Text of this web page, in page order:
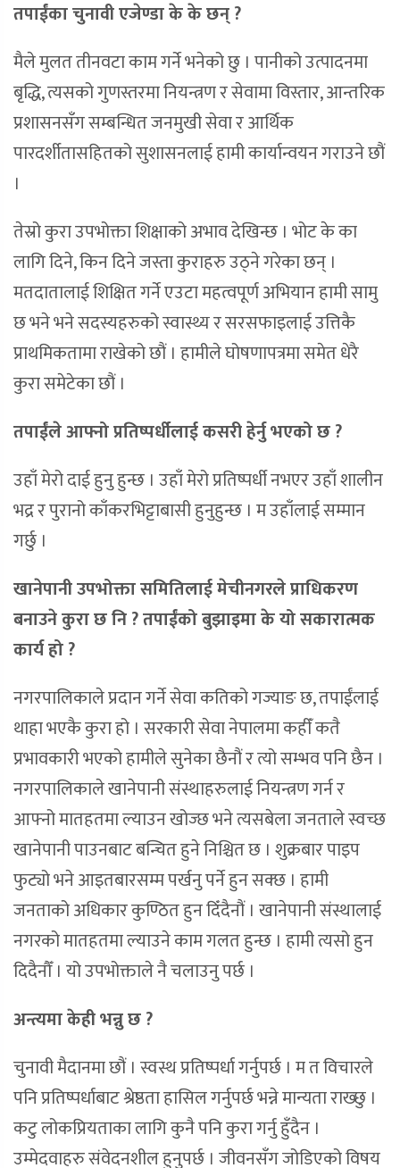
तपाईंका चुनावी एजेण्डा के के छन् ?
मैले मुलत तीनवटा काम गर्ने भनेको छु । पानीको उत्पादनमा
बृद्धि, त्यसको गुणस्तरमा नियन्त्रण र सेवामा विस्तार, आन्तरिक
प्रशासनसँग सम्बन्धित जनमुखी सेवा र आर्थिक
पारदर्शीतासहितको सुशासनलाई हामी कार्यान्वयन गराउने छौं
।
तेस्रो कुरा उपभोक्ता शिक्षाको अभाव देखिन्छ । भोट के का
लागि दिने, किन दिने जस्ता कुराहरु उठ्ने गरेका छन् ।
मतदातालाई शिक्षित गर्ने एउटा महत्वपूर्ण अभियान हामी सामु
छ भने भने सदस्यहरुको स्वास्थ्य र सरसफाइलाई उत्तिकै
प्राथमिकतामा राखेको छौं । हामीले घोषणापत्रमा समेत धेरै
कुरा समेटेका छौं ।
तपाईंले आफ्नो प्रतिष्पर्धीलाई कसरी हेर्नु भएको छ ?
उहाँ मेरो दाई हुनु हुन्छ । उहाँ मेरो प्रतिष्पर्धी नभएर उहाँ शालीन
भद्र र पुरानो काँकरभिट्टाबासी हुनुहुन्छ । म उहाँलाई सम्मान
गर्छु ।
खानेपानी उपभोक्ता समितिलाई मेचीनगरले प्राधिकरण
बनाउने कुरा छ नि ? तपाईंको बुझाइमा के यो सकारात्मक
कार्य हो ?
नगरपालिकाले प्रदान गर्ने सेवा कतिको गज्याङ छ, तपाईंलाई
थाहा भएकै कुरा हो । सरकारी सेवा नेपालमा कहीँ कतै
प्रभावकारी भएको हामीले सुनेका छैनौं र त्यो सम्भव पनि छैन ।
नगरपालिकाले खानेपानी संस्थाहरुलाई नियन्त्रण गर्न र
आफ्नो मातहतमा ल्याउन खोज्छ भने त्यसबेला जनताले स्वच्छ
खानेपानी पाउनबाट बन्चित हुने निश्चित छ । शुक्रबार पाइप
फुट्यो भने आइतबारसम्म पर्खनु पर्ने हुन सक्छ । हामी
जनताको अधिकार कुण्ठित हुन दिँदैनौं । खानेपानी संस्थालाई
नगरको मातहतमा ल्याउने काम गलत हुन्छ । हामी त्यसो हुन
दिदैनौँ । यो उपभोक्ताले नै चलाउनु पर्छ ।
अन्त्यमा केही भन्नु छ ?
चुनावी मैदानमा छौं । स्वस्थ प्रतिष्पर्धा गर्नुपर्छ । म त विचारले
पनि प्रतिष्पर्धाबाट श्रेष्ठता हासिल गर्नुपर्छ भन्ने मान्यता राख्छु ।
कटु लोकप्रियताका लागि कुनै पनि कुरा गर्नु हुँदैन ।
उम्मेदवाहरु संवेदनशील हुनुपर्छ । जीवनसँग जोडिएको विषय